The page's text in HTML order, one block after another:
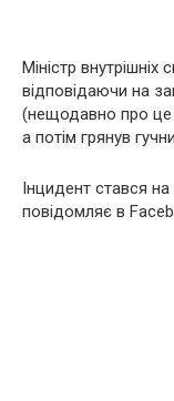
Міністр
відповідаючи на
(нещодавно про це
а потім грянув
Інцидент стався
повідомляє в